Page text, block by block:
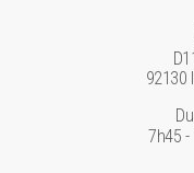
92130
7h45 -